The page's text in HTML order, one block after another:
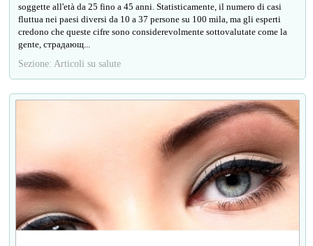
soggette all'età da 25 fino a 45 anni. Statisticamente, il numero di casi
fluttua nei paesi diversi da 10 a 37 persone su 100 mila, ma gli esperti
credono che queste cifre sono considerevolmente sottovalutate come la
gente, страдающ...
Sezione: Articoli su salute